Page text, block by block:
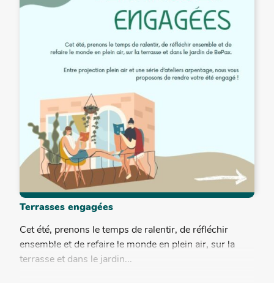
Terrasses engagées
Cet été, prenons le temps de ralentir, de réfléchir
ensemble et de refaire le monde en plein air, sur la
terrasse et dans le jardin...